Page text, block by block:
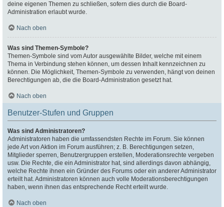
deine eigenen Themen zu schließen, sofern dies durch die Board-
Administration erlaubt wurde.
Nach oben
Was sind Themen-Symbole?
Themen-Symbole sind vom Autor ausgewählte Bilder, welche mit einem
Thema in Verbindung stehen können, um dessen Inhalt kennzeichnen zu
können. Die Möglichkeit, Themen-Symbole zu verwenden, hängt von deinen
Berechtigungen ab, die die Board-Administration gesetzt hat.
Nach oben
Benutzer-Stufen und Gruppen
Was sind Administratoren?
Administratoren haben die umfassendsten Rechte im Forum. Sie können
jede Art von Aktion im Forum ausführen; z. B. Berechtigungen setzen,
Mitglieder sperren, Benutzergruppen erstellen, Moderationsrechte vergeben
usw. Die Rechte, die ein Administrator hat, sind allerdings davon abhängig,
welche Rechte ihnen ein Gründer des Forums oder ein anderer Administrator
erteilt hat. Administratoren können auch volle Moderationsberechtigungen
haben, wenn ihnen das entsprechende Recht erteilt wurde.
Nach oben